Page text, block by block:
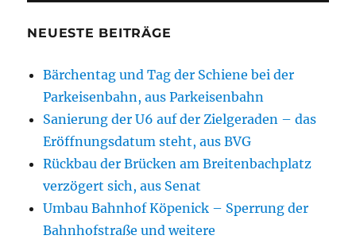
NEUESTE BEITRÄGE
Bärchentag und Tag der Schiene bei der
Parkeisenbahn, aus Parkeisenbahn
Sanierung der U6 auf der Zielgeraden – das
Eröffnungsdatum steht, aus BVG
Rückbau der Brücken am Breitenbachplatz
verzögert sich, aus Senat
Umbau Bahnhof Köpenick – Sperrung der
Bahnhofstraße und weitere